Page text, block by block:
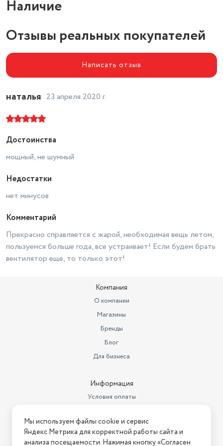
Габариты (ШхВхГ)
Наличие
Отзывы реальных покупателей
Написать отзыв
наталья 23 апреля 2020 г.
Достоинства
мощный, не шумный
Недостатки
нет минусов
Комментарий
Прекрасно справляется с жарой, необходимая вещь летом,
пользуемся больше года, все устраивает! Если будем брать
вентилятор еще, то только этот!
Компания
О компании
Магазины
Бренды
Блог
Для бизнеса
Информация
Условия оплаты
Условия возврата
Нашли ошибку на сайте? Напишите нам
Мы используем файлы cookie и сервис
Яндекс.Метрика для корректной работы сайта и
анализа посещаемости. Нажимая кнопку «Согласен